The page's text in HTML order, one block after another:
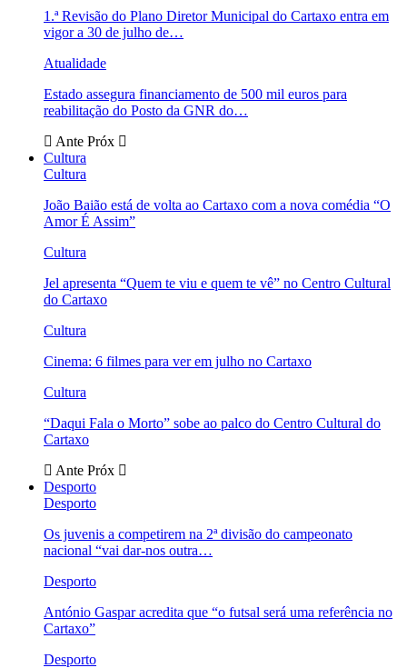
1.ª Revisão do Plano Diretor Municipal do Cartaxo entra em
vigor a 30 de julho de…
Atualidade
Estado assegura financiamento de 500 mil euros para
reabilitação do Posto da GNR do…
Ante Próx
Cultura
Cultura
João Baião está de volta ao Cartaxo com a nova comédia “O
Amor É Assim”
Cultura
Jel apresenta “Quem te viu e quem te vê” no Centro Cultural
do Cartaxo
Cultura
Cinema: 6 filmes para ver em julho no Cartaxo
Cultura
“Daqui Fala o Morto” sobe ao palco do Centro Cultural do
Cartaxo
Ante Próx
Desporto
Desporto
Os juvenis a competirem na 2ª divisão do campeonato
nacional “vai dar-nos outra…
Desporto
António Gaspar acredita que “o futsal será uma referência no
Cartaxo”
Desporto